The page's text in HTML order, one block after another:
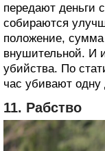
передают деньги
собираются
положение, сумма
внушительной. И
убийства. По
час убивают одну
11. Рабство